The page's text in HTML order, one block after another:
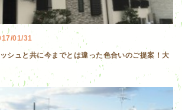
01/31
シュと共に今までとは違った色合いのご提案！大